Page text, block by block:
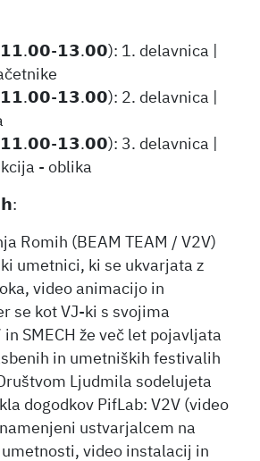
𝟭𝟯.𝟬𝟬): 1. delavnica |
𝟭𝟯.𝟬𝟬): 2. delavnica |
𝟭𝟯.𝟬𝟬): 3. delavnica |
- oblika
Romih (BEAM TEAM / V2V)
umetnici, ki se ukvarjata z
video animacijo in
se kot VJ-ki s svojima
SMECH že več let pojavljata
in umetniških festivalih
Ljudmila sodelujeta
dogodkov PifLab: V2V (video
ustvarjalcem na
video instalacij in